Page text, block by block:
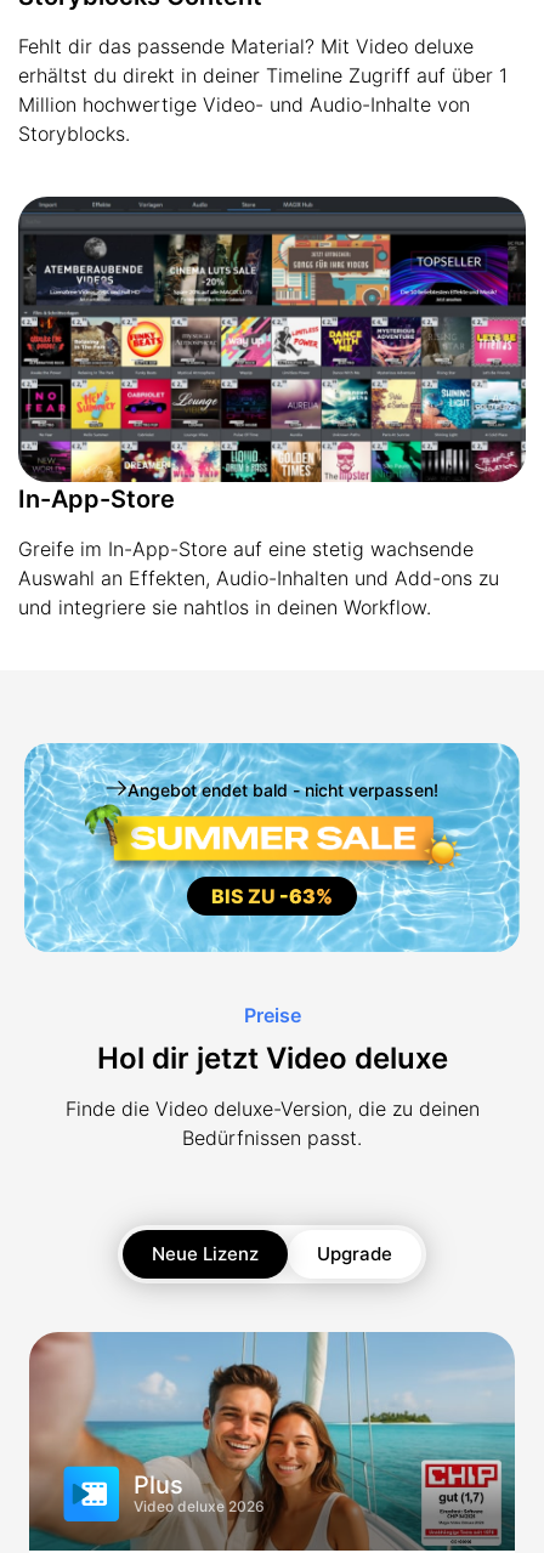
Fehlt dir das passende Material? Mit Video deluxe
erhältst du direkt in deiner Timeline Zugriff auf über 1
Million hochwertige Video- und Audio-Inhalte von
Storyblocks.
In-App-Store
Greife im In-App-Store auf eine stetig wachsende
Auswahl an Effekten, Audio-Inhalten und Add-ons zu
und integriere sie nahtlos in deinen Workflow.
Angebot endet bald - nicht verpassen!
BIS ZU -63%
Preise
Hol dir jetzt Video deluxe
Finde die Video deluxe-Version, die zu deinen
Bedürfnissen passt.
Neue Lizenz Upgrade
Plus
Video deluxe 2026